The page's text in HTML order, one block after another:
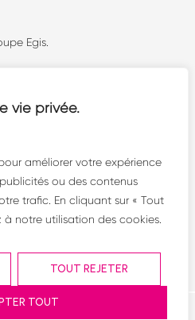
vie privée.
améliorer votre expérience
ou des contenus
trafic. En cliquant sur « Tout
notre utilisation des cookies.
TOUT REJETER
TOUT
Egis.
est un
les facettes de la
conception –